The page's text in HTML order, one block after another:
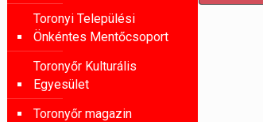
Toronyi Települési
Önkéntes Mentőcsoport
Toronyőr Kulturális
Egyesület
Toronyőr magazin